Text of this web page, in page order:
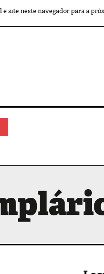
e site neste navegador para a